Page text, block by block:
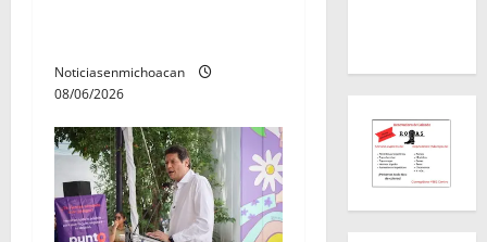
Noticiasenmichoacan
08/06/2026